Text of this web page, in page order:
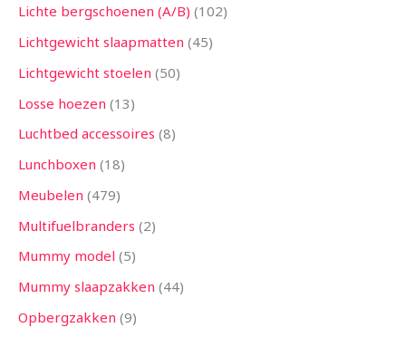
Lichte bergschoenen (A/B) 102
Lichtgewicht slaapmatten 45
Lichtgewicht stoelen 50
Losse hoezen 13
Luchtbed accessoires 8
Lunchboxen 18
Meubelen 479
Multifuelbranders 2
Mummy model 5
Mummy slaapzakken 44
Opbergzakken 9